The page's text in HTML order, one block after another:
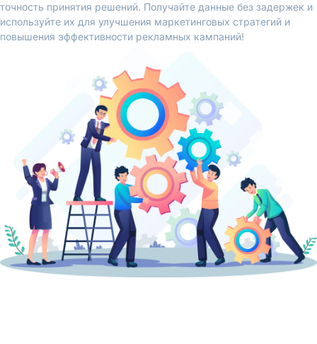
точность принятия решений. Получайте данные без задержек и
используйте их для улучшения маркетинговых стратегий и
повышения эффективности рекламных кампаний!